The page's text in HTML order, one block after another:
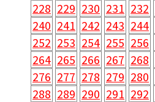
228 229 230 231 232
240 241 242 243 244
252 253 254 255 256
264 265 266 267 268
276 277 278 279 280
288 289 290 291 292